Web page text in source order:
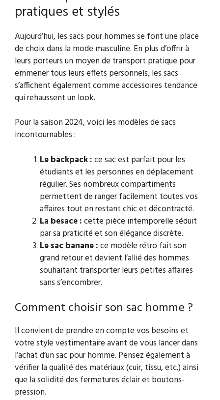
pratiques et stylés
Aujourd’hui, les sacs pour hommes se font une place
de choix dans la mode masculine. En plus d’offrir à
leurs porteurs un moyen de transport pratique pour
emmener tous leurs effets personnels, les sacs
s’affichent également comme accessoires tendance
qui rehaussent un look.
Pour la saison 2024, voici les modèles de sacs
incontournables :
Le backpack :ce sac est parfait pour les
étudiants et les personnes en déplacement
régulier. Ses nombreux compartiments
permettent de ranger facilement toutes vos
affaires tout en restant chic et décontracté.
La besace :cette pièce intemporelle séduit
par sa praticité et son élégance discrète.
Le sac banane :ce modèle rétro fait son
grand retour et devient l’allié des hommes
souhaitant transporter leurs petites affaires
sans s’encombrer.
Comment choisir son sac homme ?
Il convient de prendre en compte vos besoins et
votre style vestimentaire avant de vous lancer dans
l’achat d’un sac pour homme. Pensez également à
vérifier la qualité des matériaux (cuir, tissu, etc.) ainsi
que la solidité des fermetures éclair et boutons-
pression.